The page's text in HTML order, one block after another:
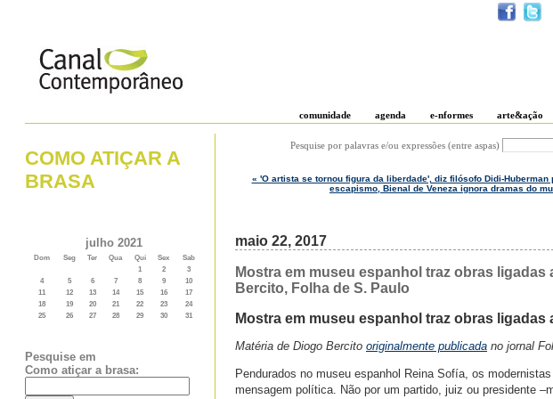
comunidade agenda e-nformes arte&ação
COMO ATIÇAR A
BRASA
julho 2021
Dom Seg Ter Qua Qui Sex
Sab
1
2
3
4
5 6 7 8 9
10
11
12 13 14 15 16
17
18
19 20 21 22 23
24
25
26 27 28 29 30 31
Pesquise em
Como atiçar a brasa:
Pesquise por palavras e/ou expressões (entre aspas)
« 'O artista se tornou figura da liberdade', diz filósofo Didi-Huberman
escapismo, Bienal de Veneza ignora dramas do
maio 22, 2017
Mostra em museu espanhol traz obras
Bercito, Folha de S. Paulo
Mostra em museu espanhol traz obras ligadas
Matéria de Diogo Bercito originalmente publicada no jornal
Pendurados no museu espanhol Reina Sofía, os
mensagem política. Não por um partido, juiz ou presidente